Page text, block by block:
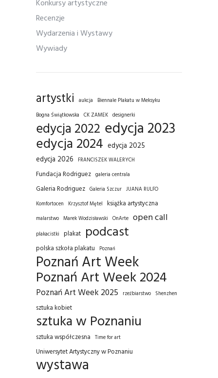
Konkursy artystyczne
Recenzje
Wydarzenia i Wystawy
Wywiady
artystki aukcja
Biennale Plakatu w Meksyku
Bogna Świątkowska CK ZAMEK designerki
edycja 2022 edycja 2023
edycja 2024 edycja 2025
edycja 2026
FRANCISZEK WALERYCH
Fundacja Rodriguez galeria centrala
Galeria Rodriguez Galeria Szczur JUANA RULFO
Komfortocen
Krzysztof Mętel książka artystyczna
malarstwo Marek Wodzisławski OnArte open call
plakacistki plakat podcast
polska szkoła plakatu Poznań
Poznań Art Week
Poznań Art Week 2024
Poznań Art Week 2025 rzeźbiarstwo Shenzhen
sztuka kobiet
sztuka w Poznaniu
sztuka współczesna Time for art
Uniwersytet Artystyczny w Poznaniu
wystawa